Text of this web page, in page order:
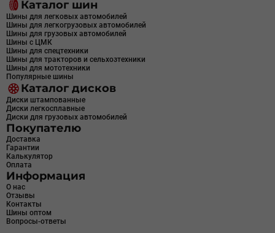
Каталог шин
Шины для легковых автомобилей
Шины для легкогрузовых автомобилей
Шины для грузовых автомобилей
Шины с ЦМК
Шины для спецтехники
Шины для тракторов и сельхозтехники
Шины для мототехники
Популярные шины
Каталог дисков
Диски штампованные
Диски легкосплавные
Диски для грузовых автомобилей
Покупателю
Доставка
Гарантии
Калькулятор
Оплата
Информация
О нас
Отзывы
Контакты
Шины оптом
Вопросы-ответы